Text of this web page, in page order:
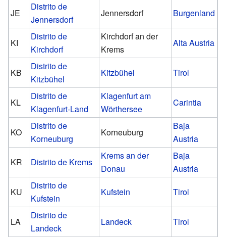
JE
Distrito de
Jennersdorf
Jennersdorf Burgenland
KI
Distrito de
Kirchdorf
Kirchdorf an der
Krems
Alta Austria
KB
Distrito de
Kitzbühel
Kitzbühel Tirol
KL
Distrito de
Klagenfurt-Land
Klagenfurt am
Wörthersee
Carintia
KO
Distrito de
Korneuburg
Korneuburg
Baja
Austria
KR
Distrito de Krems
Krems an der
Donau
Baja
Austria
KU
Distrito de
Kufstein
Kufstein Tirol
LA
Distrito de
Landeck
Landeck Tirol